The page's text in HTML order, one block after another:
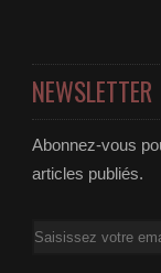
NEWSLETTER
Abonnez-vous
articles publiés.
Email